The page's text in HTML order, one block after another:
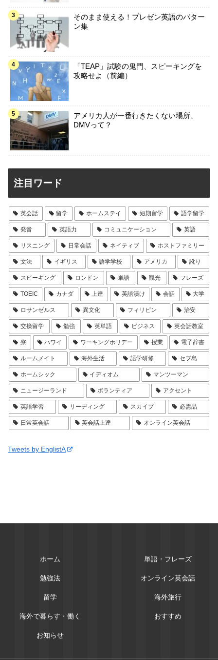
そのまま使える！プレゼン英語のパター
ン集
「TEAP」試験の鬼門、スピーキングを
攻略せよ（前編）
アメリカ人が一番行きたくない場所、
DMVって？
注目ワード
英会話 留学 ホームステイ 短期留学 語学留学
発音 英語力 コミュニケーション 英語
リスニング 日常会話 ネイティブ ホストファミリー
文法 イギリス 語学学校 アメリカ 訛り
スピーキング ロンドン 単語 観光 フレーズ
TOEIC カナダ 上達 英語漬け 会話 大学
ロサンゼルス 異文化 フィリピン 治安
交換留学 勉強 英単語 ビジネス 英会話教室
寮 ハワイ ワーキングホリデー 授業 電子辞書
ルームメイト 海外生活 語学研修 セブ島
ホームシック イディオム マンツーマン
ニュージーランド ボランティア アクセント
英語学習 リーディング スカイプ 必需品
日常英会話 英会話上達 オンライン英会話
Tweets by EnglistA
ホーム 単語・フレーズ
勉強法 オンライン英会話
留学 海外旅行
海外で暮らす・働く おすすめ
お知らせ